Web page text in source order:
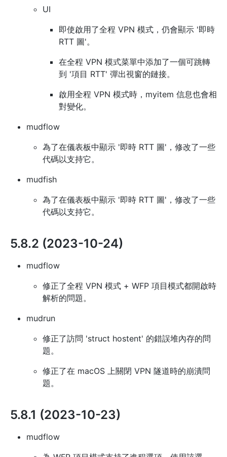
UI
即使啟用了全程 VPN 模式，仍會顯示 '即時
RTT 圖'。
在全程 VPN 模式菜單中添加了一個可跳轉
到 '項目 RTT' 彈出視窗的鏈接。
啟用全程 VPN 模式時，myitem 信息也會相
對變化。
mudflow
為了在儀表板中顯示 '即時 RTT 圖'，修改了一些
代碼以支持它。
mudfish
為了在儀表板中顯示 '即時 RTT 圖'，修改了一些
代碼以支持它。
5.8.2 (2023-10-24)
mudflow
修正了全程 VPN 模式 + WFP 項目模式都開啟時
解析的問題。
mudrun
修正了訪問 'struct hostent' 的錯誤堆內存的問
題。
修正了在 macOS 上關閉 VPN 隧道時的崩潰問
題。
5.8.1 (2023-10-23)
mudflow